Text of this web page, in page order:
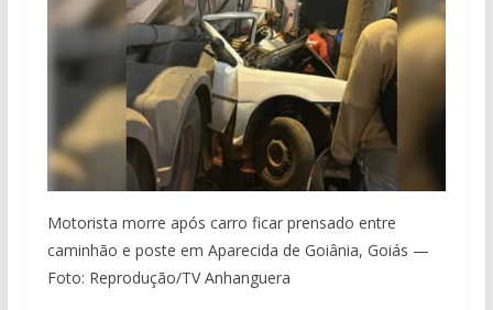
Motorista morre após carro ficar prensado entre
caminhão e poste em Aparecida de Goiânia, Goiás —
Foto: Reprodução/TV Anhanguera